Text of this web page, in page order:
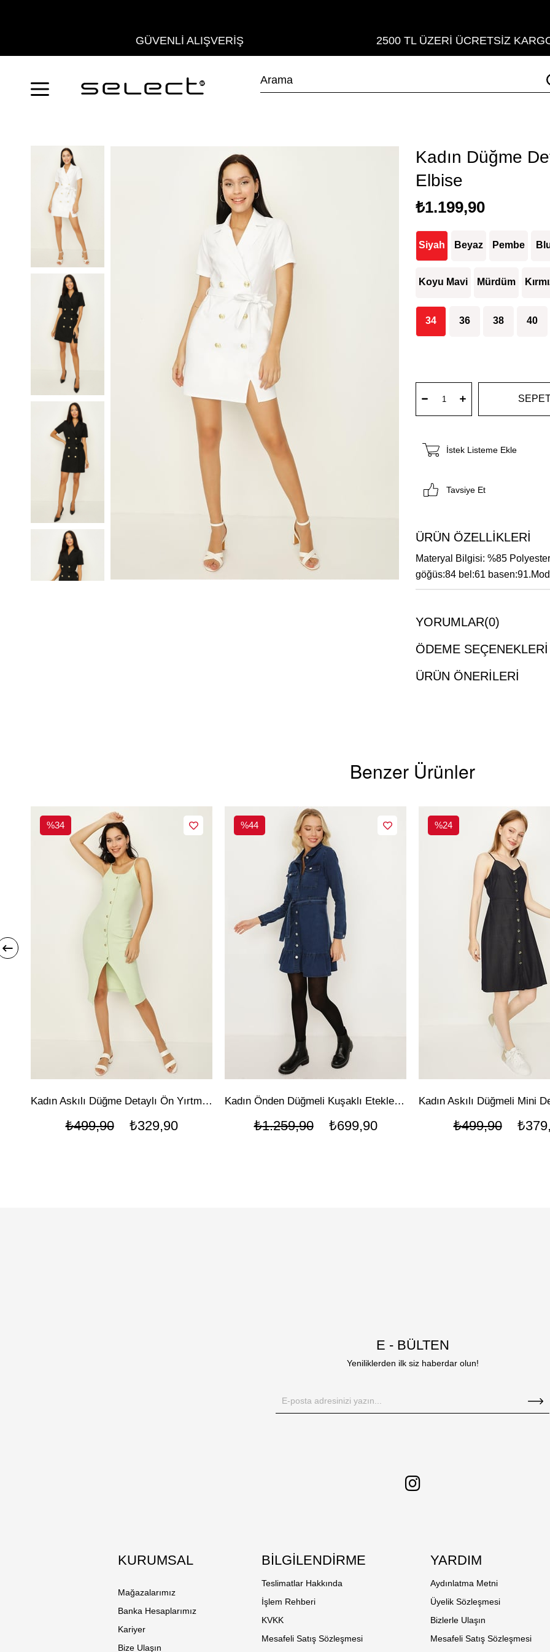
GÜVENLİ ALIŞVERİŞ 2500 TL ÜZERİ ÜCRETSİZ KARGO
Kadın Düğme
Elbise
₺1.199,90
Siyah Beyaz Pembe
Koyu Mavi Mürdüm
34 36 38 40
İstek Listeme Ekle
Tavsiye Et
ÜRÜN ÖZELLIKLERI
Materyal Bilgisi: %85
göğüs:84 bel:61
YORUMLAR(0)
ÖDEME SEÇENEKLERI
ÜRÜN ÖNERILERI
Benzer Ürünler
Kadın Askılı Düğme Detaylı Ön Yırtmaçlı Midi Elbise
₺329,90
₺499,90
%34
Kadın Önden Düğmeli Kuşaklı Etekleri Fırfırlı Denim Elbise
₺699,90
₺1.259,90
%44
Kadın Askılı Düğmeli Mini
₺499,90
%24
E - BÜLTEN
Yeniliklerden ilk siz haberdar olun!
KURUMSAL
Mağazalarımız
Banka Hesaplarımız
Kariyer
Bize Ulaşın
BİLGİLENDİRME
Teslimatlar Hakkında
İşlem Rehberi
KVKK
Mesafeli Satış Sözleşmesi
YARDIM
Aydınlatma Metni
Üyelik Sözleşmesi
Bizlerle Ulaşın
Mesafeli Satış Sözleşmesi